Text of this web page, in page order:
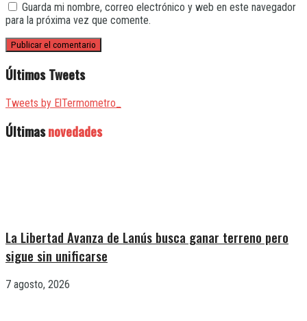
Guarda mi nombre, correo electrónico y web en este navegador
para la próxima vez que comente.
Últimos Tweets
Tweets by ElTermometro_
Últimasnovedades
La Libertad Avanza de Lanús busca ganar terreno pero
sigue sin unificarse
7 agosto, 2026